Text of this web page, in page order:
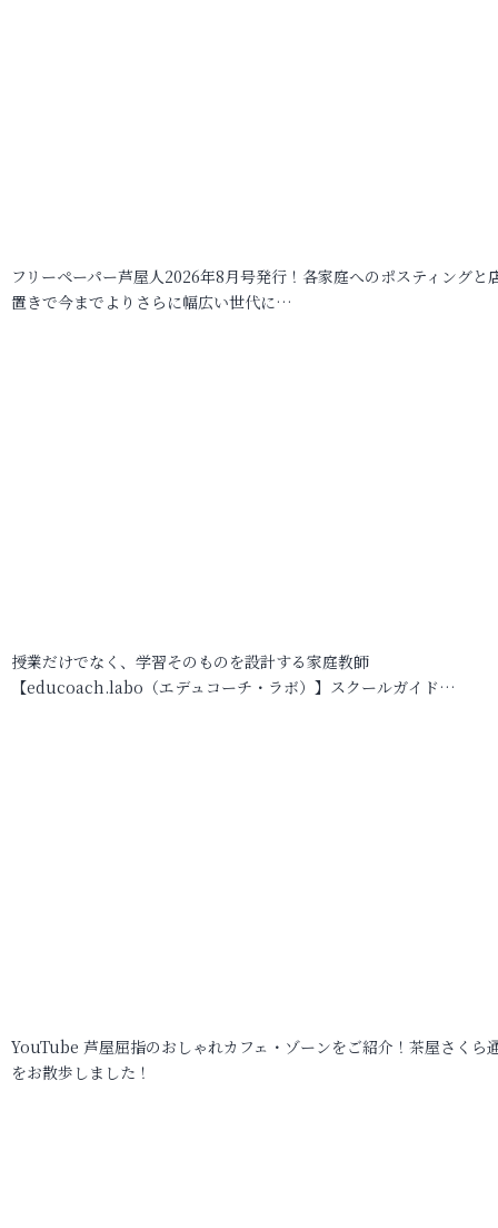
フリーペーパー芦屋人2026年8月号発行！各家庭へのポスティングと
置きで今までよりさらに幅広い世代に…
授業だけでなく、学習そのものを設計する家庭教師
【educoach.labo（エデュコーチ・ラボ）】スクールガイド…
YouTube 芦屋屈指のおしゃれカフェ・ゾーンをご紹介！茶屋さくら
をお散歩しました！